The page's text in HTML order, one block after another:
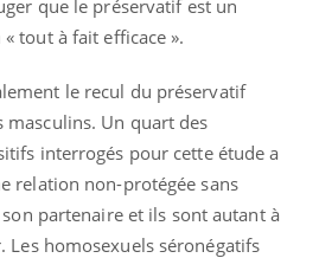
que le préservatif est un
tout à fait efficace ».
le recul du préservatif
masculins. Un quart des
interrogés pour cette étude a
relation non-protégée sans
partenaire et ils sont autant à
Les homosexuels séronégatifs